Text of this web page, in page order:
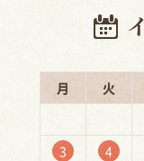
月
火
3
4